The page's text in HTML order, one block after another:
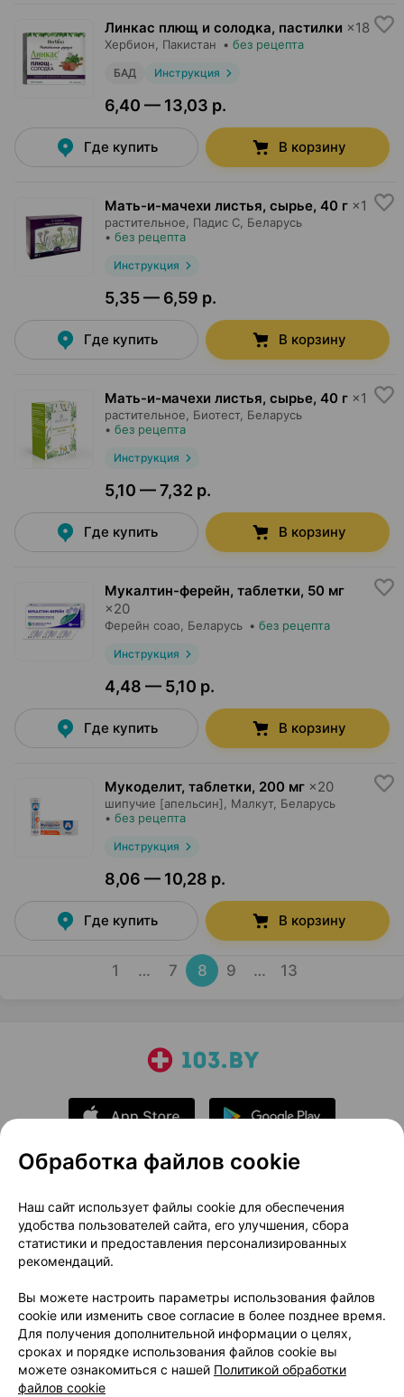
Линкас плющ и солодка, пастилки ×18
Хербион, Пакистан • без рецепта
БАД Инструкция
6,40 — 13,03 р.
Где купить В корзину
Мать-и-мачехи листья, сырье, 40 г ×1
растительное, Падис С, Беларусь
• без рецепта
Инструкция
5,35 — 6,59 р.
Где купить В корзину
Мать-и-мачехи листья, сырье, 40 г ×1
растительное, Биотест, Беларусь
• без рецепта
Инструкция
5,10 — 7,32 р.
Где купить В корзину
Мукалтин-ферейн, таблетки, 50 мг
×20
Ферейн соао, Беларусь • без рецепта
Инструкция
4,48 — 5,10 р.
Где купить В корзину
Мукоделит, таблетки, 200 мг ×20
шипучие [апельсин], Малкут, Беларусь
• без рецепта
Инструкция
8,06 — 10,28 р.
Где купить В корзину
1 … 7 8 9 … 13
О проекте
Новости проекта
Размещение рекламы
Медицинский маркетинг
Публичный договор
Доставка
Способы оплаты
Вакансии
Партнеры
Написать руководителю 103.by
Написать в поддержку
Персональные настройки Cookie
Обработка файлов cookie
Наш сайт использует файлы cookie для обеспечения
удобства пользователей сайта, его улучшения, сбора
статистики и предоставления персонализированных
рекомендаций.
Вы можете настроить параметры использования файлов
cookie или изменить свое согласие в более позднее время.
Для получения дополнительной информации о целях,
сроках и порядке использования файлов cookie вы
можете ознакомиться с нашей Политикой обработки
файлов cookie